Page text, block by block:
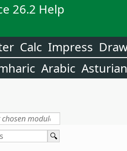
26.2 Help
Calc Impress
Arabic Asturian